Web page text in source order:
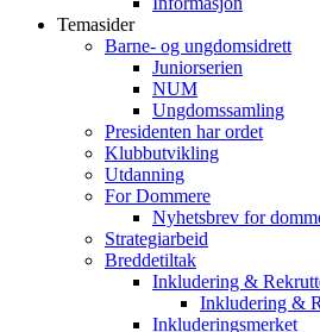
Temasider
Barne- og ungdomsidrett
Juniorserien
NUM
Ungdomssamling
Presidenten har ordet
Klubbutvikling
Utdanning
For Dommere
Nyhetsbrev for
Strategiarbeid
Breddetiltak
Inkludering &
Inkludering &
Inkluderingsmerket